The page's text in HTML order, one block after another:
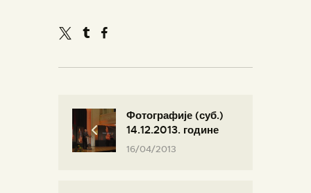
Фотографије (суб.)
14.12.2013. године
16/04/2013